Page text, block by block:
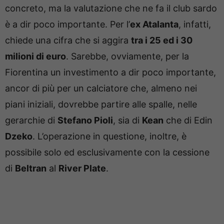
concreto, ma la valutazione che ne fa il club sardo
è a dir poco importante. Per l’ex Atalanta, infatti,
chiede una cifra che si aggira tra i 25 ed i 30
milioni di euro. Sarebbe, ovviamente, per la
Fiorentina un investimento a dir poco importante,
ancor di più per un calciatore che, almeno nei
piani iniziali, dovrebbe partire alle spalle, nelle
gerarchie di Stefano Pioli, sia di Kean che di Edin
Dzeko. L’operazione in questione, inoltre, è
possibile solo ed esclusivamente con la cessione
di Beltran al River Plate.